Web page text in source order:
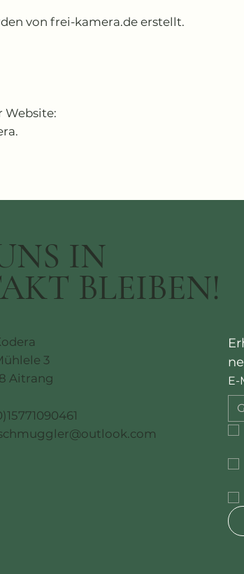
von frei-kamera.de erstellt.
Website:
IN
BLEIBEN!
3
Aitrang
E-